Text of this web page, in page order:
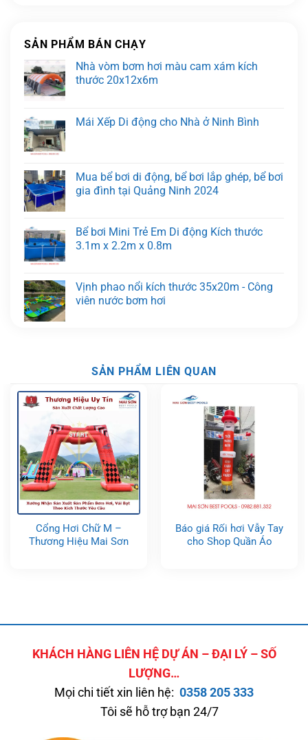
SẢN PHẨM BÁN CHẠY
Nhà vòm bơm hơi màu cam xám kích
thước 20x12x6m
Mái Xếp Di động cho Nhà ở Ninh Bình
Mua bể bơi di động, bể bơi lắp ghép, bể bơi
gia đình tại Quảng Ninh 2024
Bể bơi Mini Trẻ Em Di động Kích thước
3.1m x 2.2m x 0.8m
Vịnh phao nổi kích thước 35x20m - Công
viên nước bơm hơi
SẢN PHẨM LIÊN QUAN
Cổng Hơi Chữ M –
Thương Hiệu Mai Sơn
Báo giá Rối hơi Vẫy Tay
cho Shop Quần Áo
KHÁCH HÀNG LIÊN HỆ DỰ ÁN – ĐẠI LÝ – SỐ
LƯỢNG…
Mọi chi tiết xin liên hệ: 0358 205 333
Tôi sẽ hỗ trợ bạn 24/7